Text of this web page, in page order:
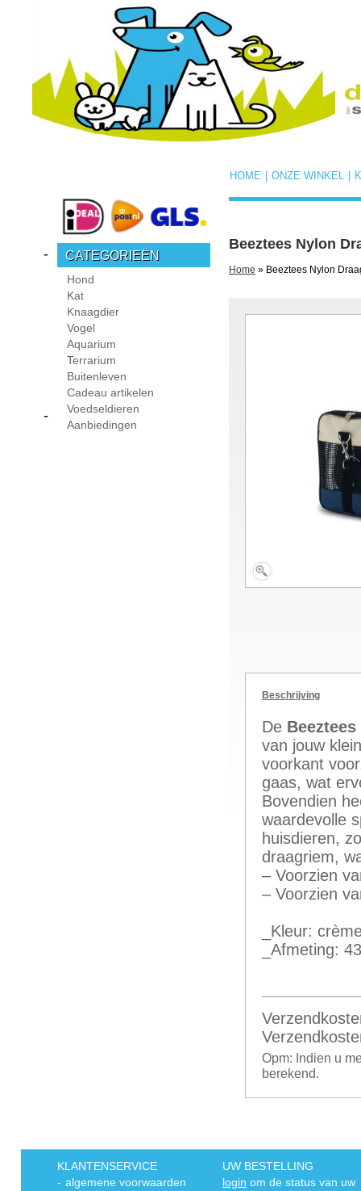
ONZE WINKEL
HOME
CATEGORIEËN
-
Hond
Kat
Knaagdier
Vogel
Aquarium
Terrarium
Buitenleven
Cadeau artikelen
Voedseldieren
Aanbiedingen
-
Beeztees Nylon
Home » Beeztees Nylon
Beschrijving
De Beeztees
van jouw
voorkant
gaas, wat
Bovendien
waardevolle
huisdieren,
draagriem,
– Voorzien
– Voorzien
_Kleur:
_Afmeting:
Opm: Indien u
berekend.
KLANTENSERVICE
- algemene voorwaarden
UW BESTELLING
login om de status van uw